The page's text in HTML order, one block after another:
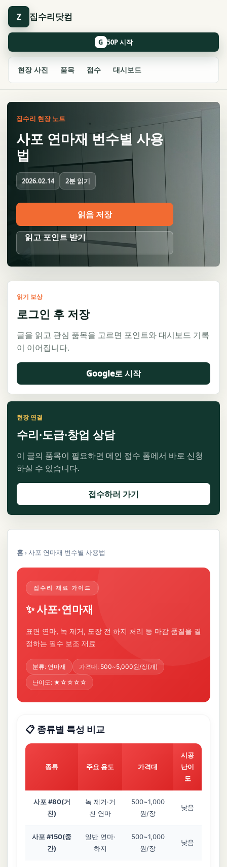
Z 집수리닷컴
현장 사진 품목 접수 대시보드
G
집수리 현장 노트
사포 연마재 번수별 사용
법
2026.02.14 2분 읽기
읽음 저장
읽고 포인트 받기
읽기 보상
로그인 후 저장
글을 읽고 관심 품목을 고르면 포인트와 대시보드 기록
이 이어집니다.
Google로 시작
현장 연결
수리·도급·창업 상담
이 글의 품목이 필요하면 메인 접수 폼에서 바로 신청
하실 수 있습니다.
접수하러 가기
홈›사포 연마재 번수별 사용법
집수리 재료 가이드
✨ 사포·연마재
표면 연마, 녹 제거, 도장 전 하지 처리 등 마감 품질을 결
정하는 필수 보조 재료
분류: 연마재 가격대: 500~5,000원/장(개)
난이도: ★☆☆☆☆
📋 종류별 특성 비교
종류 주요 용도 가격대
시공
난이
도
사포 #80(거
친)
녹 제거·거
친 연마
500~1,000
원/장
낮음
사포 #150(중
간)
일반 연마·
하지
500~1,000
원/장
낮음